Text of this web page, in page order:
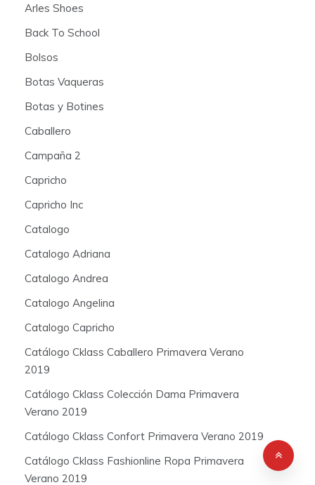
Arles Shoes
Back To School
Bolsos
Botas Vaqueras
Botas y Botines
Caballero
Campaña 2
Capricho
Capricho Inc
Catalogo
Catalogo Adriana
Catalogo Andrea
Catalogo Angelina
Catalogo Capricho
Catálogo Cklass Caballero Primavera Verano
2019
Catálogo Cklass Colección Dama Primavera
Verano 2019
Catálogo Cklass Confort Primavera Verano 2019
Catálogo Cklass Fashionline Ropa Primavera
Verano 2019